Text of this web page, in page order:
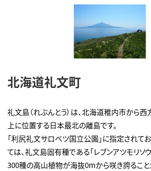
北海道礼文町
礼文島（れぶんとう）は、北海道稚内市から
上に位置する日本最北の離島です。
「利尻礼文サロベツ国立公園」に指定されて
ては、礼文島固有種である「レブンアツモリソ
300種の高山植物が海抜0mから咲き誇ること